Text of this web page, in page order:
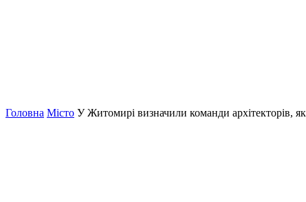
Головна Місто У Житомирі визначили команди архітекторів,